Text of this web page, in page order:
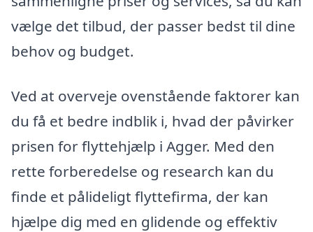
vælge det tilbud, der passer bedst til dine
behov og budget.
Ved at overveje ovenstående faktorer kan
du få et bedre indblik i, hvad der påvirker
prisen for flyttehjælp i Agger. Med den
rette forberedelse og research kan du
finde et pålideligt flyttefirma, der kan
hjælpe dig med en glidende og effektiv